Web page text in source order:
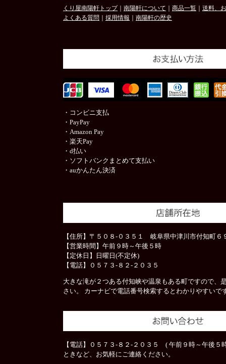
くり屋南陽軒トップ 南陽軒について 商品一覧
送料、
よくある質問
採用情報 南陽軒の歴史
・コンビニ支払
・PayPay
・Amazon Pay
・楽天Pay
・d払い
・ソフトバンクまとめて支払い
・auかんたん決済
【住所】〒５０８-０３５１ 岐阜県中津川市付知町６
【営業時間】午前９時～午後５時
【定休日】日曜日(不定休)
【電話】０５７３-８２-２０３５
大きな滝が２つある付知峡や温泉もある町ですので、
さい。 カーナビで電話番号検索するとわかりやすいで
【電話】０５７３-８２-２０３５ ( 午前９時～午後５
ときなど、お気軽にご連絡ください。